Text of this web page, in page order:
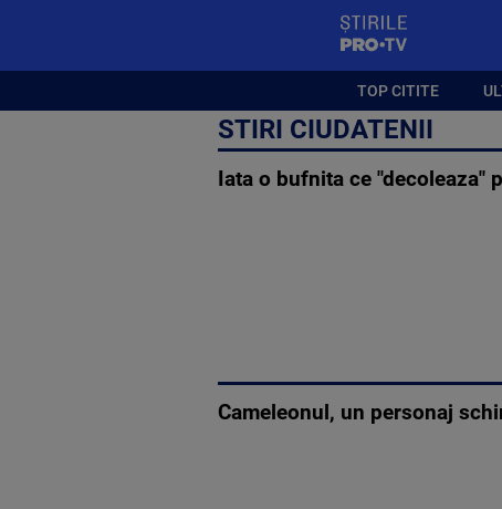
TOP CITITE
STIRI CIUDATENII
Iata o bufnita ce "decoleaza"
Cameleonul, un personaj